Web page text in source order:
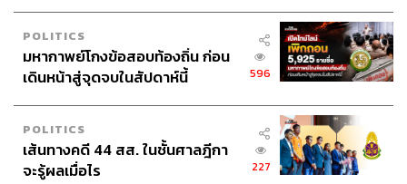
POLITICS
มหากาพย์โกงข้อสอบท้องถิ่น ก่อน
เดินหน้าสู่จุดจบในสัปดาห์นี้
596
POLITICS
เส้นทางคดี 44 สส. ในชั้นศาลฎีกา
จะรู้ผลเมื่อไร
227